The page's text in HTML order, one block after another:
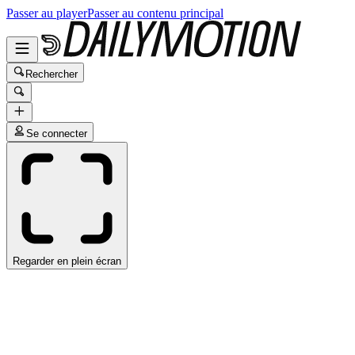
Passer au playerPasser au contenu principal
Rechercher
Se connecter
Regarder en plein écran